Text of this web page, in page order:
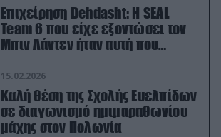
Επιχείρηση Dehdasht: Η SEAL
Team 6 που είχε εξοντώσει τον
Μπιν Λάντεν ήταν αυτή που
διέσωσε τον πιλότο του F-15
15.02.2026
Καλή θέση της Σχολής Ευελπίδων
σε διαγωνισμό ημιμαραθωνίου
μάχης στον Πολωνία